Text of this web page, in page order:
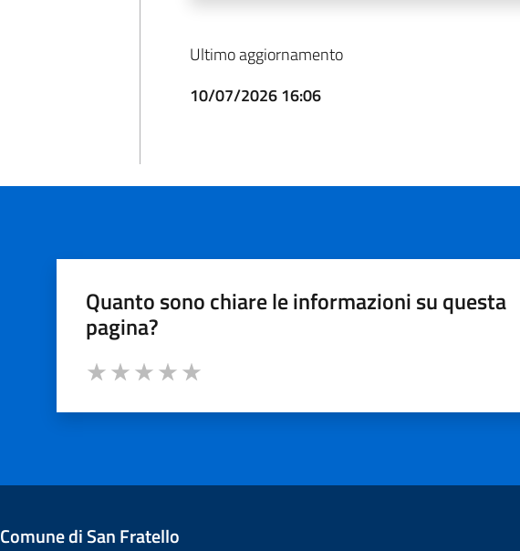
Ultimo aggiornamento
10/07/2026 16:06
Quanto sono chiare le informazioni su questa
pagina?
Valuta da 1 a 5 stelle la pagina
Comune di San Fratello